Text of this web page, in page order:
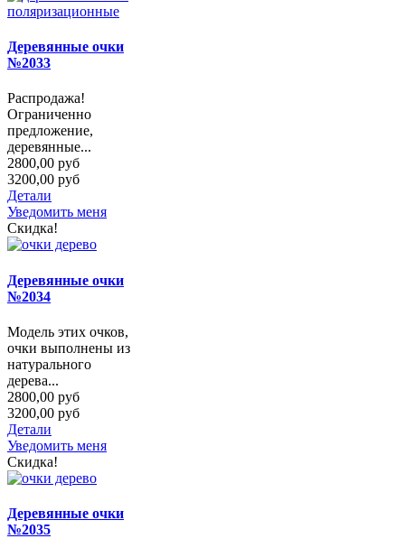
Деревянные очки
№2033
Распродажа!
Ограниченно
предложение,
деревянные...
2800,00 руб
3200,00 руб
Детали
Уведомить меня
Скидка!
Деревянные очки
№2034
Модель этих очков,
очки выполнены из
натурального
дерева...
2800,00 руб
3200,00 руб
Детали
Уведомить меня
Скидка!
Деревянные очки
№2035